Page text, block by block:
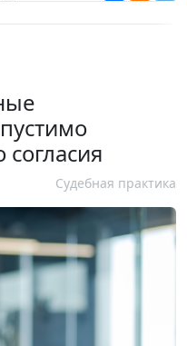
согласия
Судебная практика